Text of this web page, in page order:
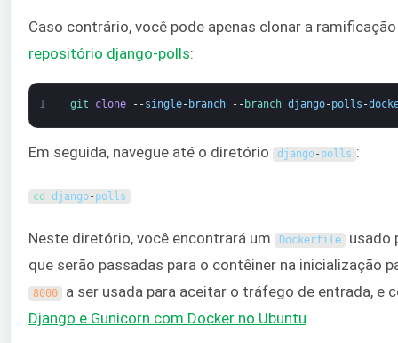
Caso contrário, você pode apenas clonar a
repositório django-polls:
1 git clone --single- branch -- branch django-polls -
Em seguida, navegue até o diretório django- polls :
cd django- polls
Neste diretório, você encontrará um Dockerfile usado
que serão passadas para o contêiner na inicialização
8000 a ser usada para aceitar o tráfego de entrada, e
Django e Gunicorn com Docker no Ubuntu.